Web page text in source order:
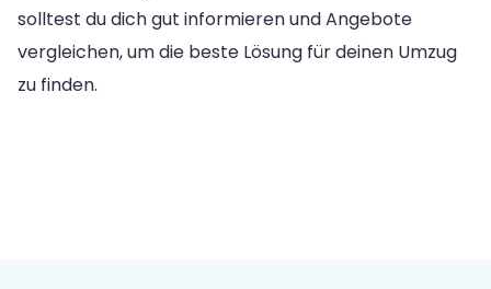
solltest du dich gut informieren und Angebote
vergleichen, um die beste Lösung für deinen Umzug
zu finden.